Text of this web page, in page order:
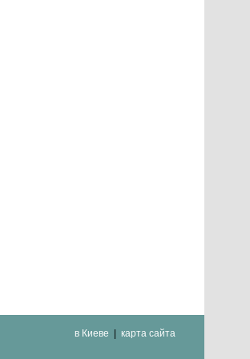
в Киеве карта сайта